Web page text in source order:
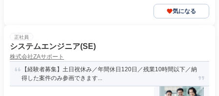
気になる
正社員
システムエンジニア(SE)
株式会社ZAサポート
【経験者募集】土日祝休み／年間休日120日／残業10時間以下／納
得した案件のみ参画できます...